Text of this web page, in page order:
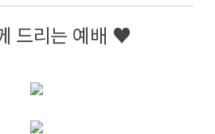
드리는 예배 ♥